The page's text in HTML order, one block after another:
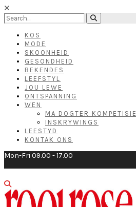
KOS
MODE
SKOONHEID
GESONDHEID
BEKENDES
LEEFSTYL
JOU LEWE
ONTSPANNING
WEN
MA DOGTER KOMPETISIE
INSKRYWINGS
LEESTYD
KONTAK ONS
Mon-Fri 09.00 - 17.00